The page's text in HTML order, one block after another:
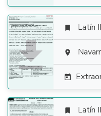

 Latín II


 Latín II